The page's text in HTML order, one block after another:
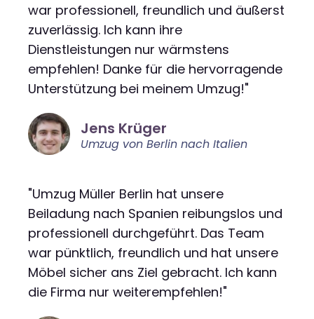
war professionell, freundlich und äußerst
zuverlässig. Ich kann ihre
Dienstleistungen nur wärmstens
empfehlen! Danke für die hervorragende
Unterstützung bei meinem Umzug!"
Jens Krüger
Umzug von Berlin nach Italien
"Umzug Müller Berlin hat unsere
Beiladung nach Spanien reibungslos und
professionell durchgeführt. Das Team
war pünktlich, freundlich und hat unsere
Möbel sicher ans Ziel gebracht. Ich kann
die Firma nur weiterempfehlen!"